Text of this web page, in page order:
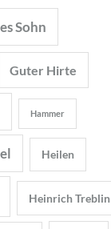
Sohn
Guter Hirte
Hammer
Heilen
Heinrich Treblin